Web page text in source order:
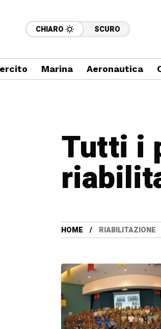
CHIARO SCURO
Marina Aeronautica
Tutti i
HOME RIABILITAZIONE